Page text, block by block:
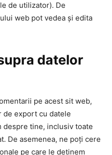
de utilizator). De
web pot vedea și edita
datelor
pe acest sit web,
de export cu datele
despre tine, inclusiv toate
De asemenea, ne poți cere
pe care le deținem